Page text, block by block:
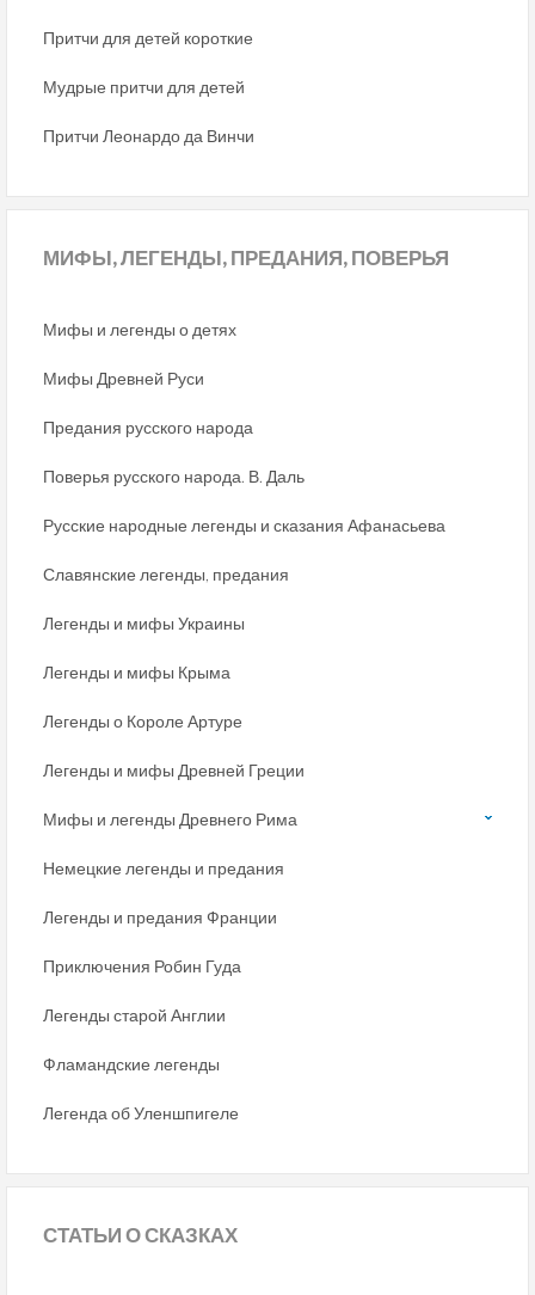
Притчи для детей короткие
Мудрые притчи для детей
Притчи Леонардо да Винчи
МИФЫ,ЛЕГЕНДЫ, ПРЕДАНИЯ, ПОВЕРЬЯ
Мифы и легенды о детях
Мифы Древней Руси
Предания русского народа
Поверья русского народа. В. Даль
Русские народные легенды и сказания Афанасьева
Славянские легенды, предания
Легенды и мифы Украины
Легенды и мифы Крыма
Легенды о Короле Артуре
Легенды и мифы Древней Греции
Мифы и легенды Древнего Рима
Немецкие легенды и предания
Легенды и предания Франции
Приключения Робин Гуда
Легенды старой Англии
Фламандские легенды
Легенда об Уленшпигеле
СТАТЬИО СКАЗКАХ